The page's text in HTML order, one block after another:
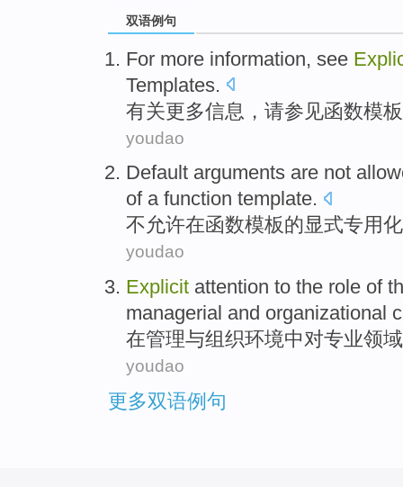
双语例句
For more information, see
Templates.
有关更多信息 ， 请参见函数模板
youdao
Default arguments are not
ofa function template.
不允许在函数模板的显式专用化
youdao
Explicit attention to the role of
managerial and organizational
在管理与组织环境中对专业领域
youdao
更多双语例句